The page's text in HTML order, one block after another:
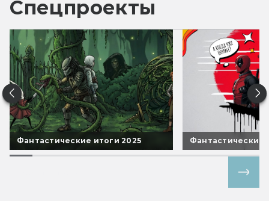
Спецпроекты
Фантастические итоги 2025 Фантастические